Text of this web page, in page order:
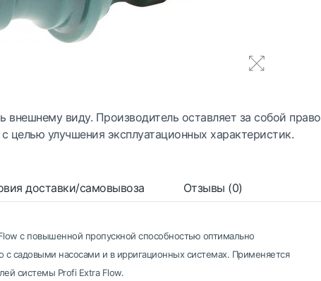
внешнему виду. Производитель оставляет за собой право
целью улучшения эксплуатационных характеристик.
доставки/самовывоза Отзывы (0)
с повышенной пропускной способностью оптимально
с садовыми насосами и в ирригационных системах. Применяется
системы Profi Extra Flow.